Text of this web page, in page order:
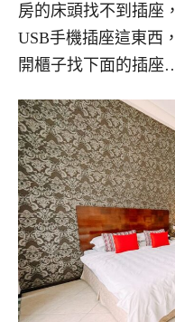
房的床頭找不到插座
USB手機插座這東西
開櫃子找下面的插座